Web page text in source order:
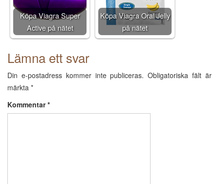
Köpa Viagra Super
Active på nätet
Köpa Viagra Oral Jelly
på nätet
Lämna ett svar
Din e-postadress kommer inte publiceras. Obligatoriska fält är
märkta *
Kommentar*